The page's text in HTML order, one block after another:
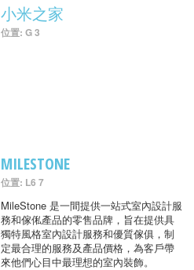
小米之家
位置: G 3
MILESTONE
位置: L6 7
MileStone 是一間提供一站式室內設計服
務和傢俬產品的零售品牌，旨在提供具
獨特風格室內設計服務和優質傢俱，制
定最合理的服務及產品價格，為客戶帶
來他們心目中最理想的室內裝飾。